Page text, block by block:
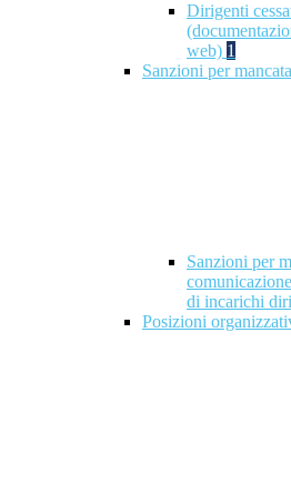
Dirigenti
web) 1
Sanzioni per
Sanzioni per
di incarichi
Posizioni